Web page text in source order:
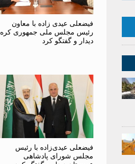
فیضعلی عیدی زاده با معاون
رئیس مجلس ملی جمهوری کره
دیدار و گفتگو کرد
فیضعلی عیدی‌زاده با رئیس
مجلس شورای پادشاهی